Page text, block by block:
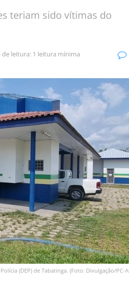
teriam sido vítimas do
de leitura: 1 leitura mínima
(DEP) de Tabatinga. (Foto: Divulgação/PC-